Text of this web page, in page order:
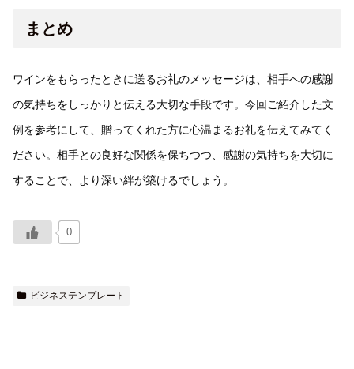
まとめ
ワインをもらったときに送るお礼のメッセージは、相手への感謝
の気持ちをしっかりと伝える大切な手段です。今回ご紹介した文
例を参考にして、贈ってくれた方に心温まるお礼を伝えてみてく
ださい。相手との良好な関係を保ちつつ、感謝の気持ちを大切に
することで、より深い絆が築けるでしょう。
0
ビジネステンプレート